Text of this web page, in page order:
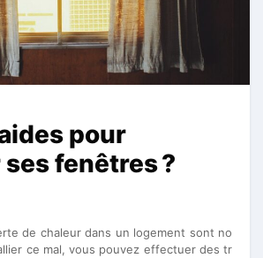
pour
fenêtres ?
de chaleur dans un logement sont no
ce mal, vous pouvez effectuer des tr